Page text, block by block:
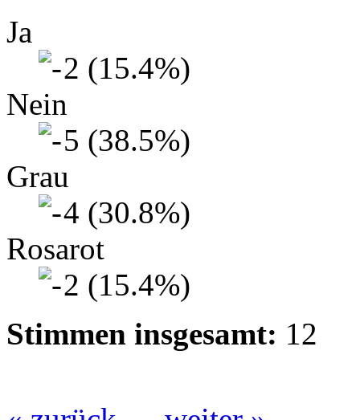
Ja
2 (15.4%)
Nein
5 (38.5%)
Grau
4 (30.8%)
Rosarot
2 (15.4%)
Stimmen insgesamt: 12